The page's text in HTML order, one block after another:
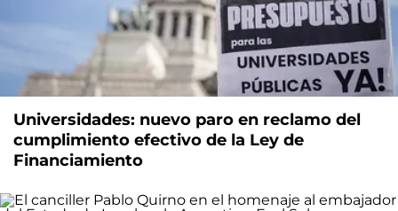
Universidades: nuevo paro en reclamo del
cumplimiento efectivo de la Ley de
Financiamiento